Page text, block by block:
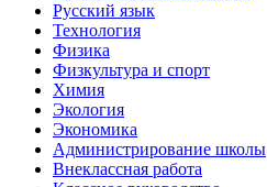
Русский язык
Технология
Физика
Физкультура и спорт
Химия
Экология
Экономика
Администрирование школы
Внеклассная работа